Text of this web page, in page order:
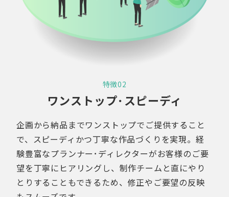
特徴02
ワンストップ･スピーディ
企画から納品までワンストップでご提供すること
で、スピーディかつ丁寧な作品づくりを実現。経
験豊富なプランナー･ディレクターがお客様のご要
望を丁寧にヒアリングし、制作チームと直にやり
とりすることもできるため、修正やご要望の反映